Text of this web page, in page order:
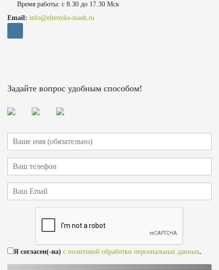
Время работы: с 8.30 до 17.30 Мск
Email: info@eltemiks-mash.ru
Задайте вопрос удобным способом!
Я согласен(-на) с политикой обработки персональных данных.